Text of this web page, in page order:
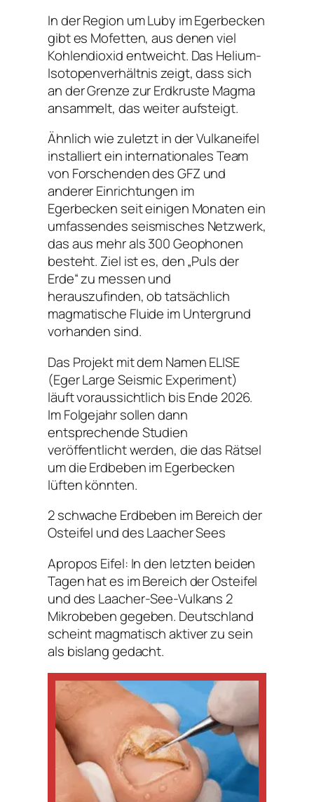
In der Region um Luby im Egerbecken
gibt es Mofetten, aus denen viel
Kohlendioxid entweicht. Das Helium-
Isotopenverhältnis zeigt, dass sich
an der Grenze zur Erdkruste Magma
ansammelt, das weiter aufsteigt.
Ähnlich wie zuletzt in der Vulkaneifel
installiert ein internationales Team
von Forschenden des GFZ und
anderer Einrichtungen im
Egerbecken seit einigen Monaten ein
umfassendes seismisches Netzwerk,
das aus mehr als 300 Geophonen
besteht. Ziel ist es, den „Puls der
Erde“ zu messen und
herauszufinden, ob tatsächlich
magmatische Fluide im Untergrund
vorhanden sind.
Das Projekt mit dem Namen ELISE
(Eger Large Seismic Experiment)
läuft voraussichtlich bis Ende 2026.
Im Folgejahr sollen dann
entsprechende Studien
veröffentlicht werden, die das Rätsel
um die Erdbeben im Egerbecken
lüften könnten.
2 schwache Erdbeben im Bereich der
Osteifel und des Laacher Sees
Apropos Eifel: In den letzten beiden
Tagen hat es im Bereich der Osteifel
und des Laacher-See-Vulkans 2
Mikrobeben gegeben. Deutschland
scheint magmatisch aktiver zu sein
als bislang gedacht.